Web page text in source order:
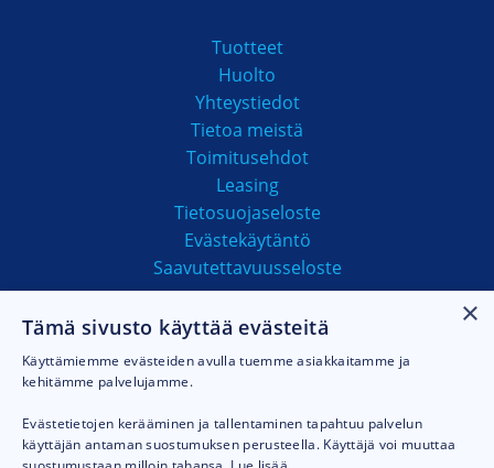
Tuotteet
Huolto
Yhteystiedot
Tietoa meistä
Toimitusehdot
Leasing
Tietosuojaseloste
Evästekäytäntö
Saavutettavuusseloste
MAKSUTAVAT
×
Tämä sivusto käyttää evästeitä
Käyttämiemme evästeiden avulla tuemme asiakkaitamme ja
kehitämme palvelujamme.
Evästetietojen kerääminen ja tallentaminen tapahtuu palvelun
käyttäjän antaman suostumuksen perusteella. Käyttäjä voi muuttaa